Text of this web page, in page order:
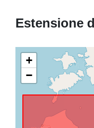
Estensione
+
−